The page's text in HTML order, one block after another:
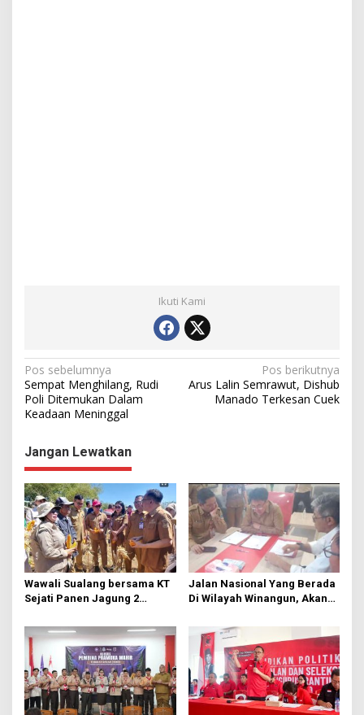
Ikuti Kami
N
a
v
i
g
a
s
i
p
o
s
Pos sebelumnya
Sempat Menghilang, Rudi
Poli Ditemukan Dalam
Keadaan Meninggal
Pos berikutnya
Arus Lalin Semrawut, Dishub
Manado Terkesan Cuek
Jangan Lewatkan
Wawali Sualang bersama KT
Sejati Panen Jagung 2
Jalan Nasional Yang Berada
Di Wilayah Winangun, Akan